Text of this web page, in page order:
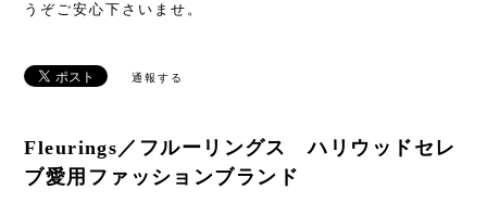
うぞご安心下さいませ。
通報する
Fleurings／フルーリングス ハリウッドセレ
ブ愛用ファッションブランド